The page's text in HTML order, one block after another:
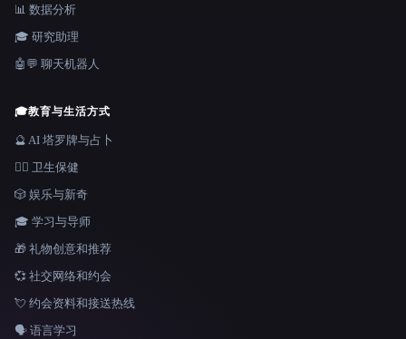
📊 数据分析
🎓 研究助理
🤖💬 聊天机器人
🎓教育与生活方式
🔮 AI 塔罗牌与占卜
👩‍⚕️ 卫生保健
🎲 娱乐与新奇
🎓 学习与导师
🎁 礼物创意和推荐
💞 社交网络和约会
💘 约会资料和接送热线
🗣️ 语言学习